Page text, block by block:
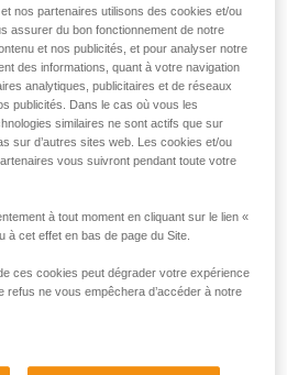
seul, en toute sécurité, avant
en autonomie.
exemples de techniques
Il peut en exister d’autres
pas ici.
nos partenaires utilisons des cookies et/ou
assurer du bon fonctionnement de notre
et nos publicités, et pour analyser notre
des informations, quant à votre navigation
analytiques, publicitaires et de réseaux
publicités. Dans le cas où vous les
similaires ne sont actifs que sur
sur d’autres sites web. Les cookies et/ou
vous suivront pendant toute votre
à tout moment en cliquant sur le lien «
cet effet en bas de page du Site.
ces cookies peut dégrader votre expérience
refus ne vous empêchera d’accéder à notre